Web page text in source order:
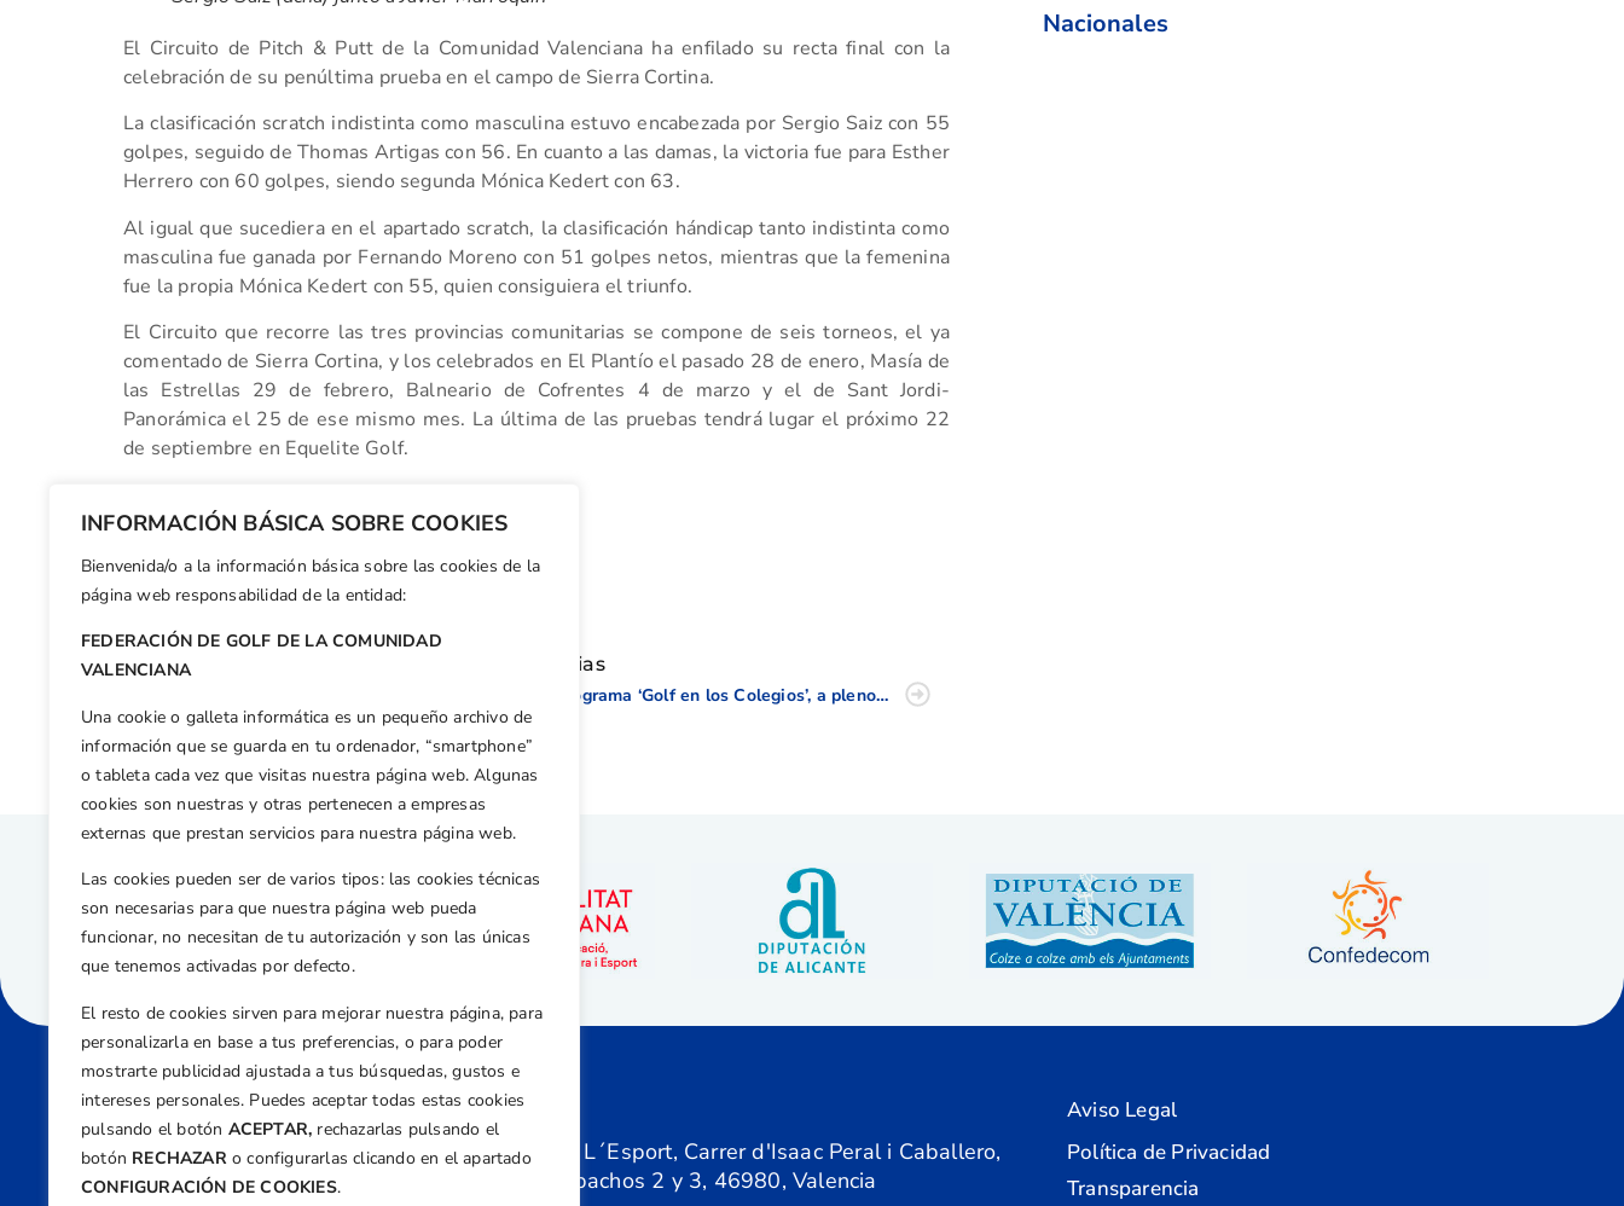
INFORMACIÓN BÁSICA SOBRE COOKIES
Bienvenida/o a la información básica sobre las cookies de la
página web responsabilidad de la entidad:
FEDERACIÓN DE GOLF DE LA COMUNIDAD
VALENCIANA
Una cookie o galleta informática es un pequeño archivo de
información que se guarda en tu ordenador, “smartphone”
o tableta cada vez que visitas nuestra página web. Algunas
cookies son nuestras y otras pertenecen a empresas
externas que prestan servicios para nuestra página web.
Las cookies pueden ser de varios tipos: las cookies técnicas
son necesarias para que nuestra página web pueda
funcionar, no necesitan de tu autorización y son las únicas
que tenemos activadas por defecto.
El resto de cookies sirven para mejorar nuestra página, para
personalizarla en base a tus preferencias, o para poder
mostrarte publicidad ajustada a tus búsquedas, gustos e
intereses personales. Puedes aceptar todas estas cookies
pulsando el botón ACEPTAR, rechazarlas pulsando el
botón RECHAZARo configurarlas clicando en el apartado
CONFIGURACIÓN DE COOKIES.
El Circuito de Pitch & Putt de la Comunidad Valenciana ha enfilado su recta final con la
celebración de su penúltima prueba en el campo de Sierra Cortina.
La clasificación scratch indistinta como masculina estuvo encabezada por Sergio Saiz con 55
golpes, seguido de Thomas Artigas con 56. En cuanto a las damas, la victoria fue para Esther
Herrero con 60 golpes, siendo segunda Mónica Kedert con 63.
Al igual que sucediera en el apartado scratch, la clasificación hándicap tanto indistinta como
masculina fue ganada por Fernando Moreno con 51 golpes netos, mientras que la femenina
fue la propia Mónica Kedert con 55, quien consiguiera el triunfo.
El Circuito que recorre las tres provincias comunitarias se compone de seis torneos, el ya
comentado de Sierra Cortina, y los celebrados en El Plantío el pasado 28 de enero, Masía de
las Estrellas 29 de febrero, Balneario de Cofrentes 4 de marzo y el de Sant Jordi-
Panorámica el 25 de ese mismo mes. La última de las pruebas tendrá lugar el próximo 22
de septiembre en Equelite Golf.
Facebook
X WhatsApp
LinkedIn
Email
Otras noticias
El programa ‘Golf en los Colegios’, a pleno rendimiento
Nacionales
Dirección
Centre de L´Esport, Carrer d'Isaac Peral i Caballero,
Nº 5, Despachos 2 y 3, 46980, Valencia
Aviso Legal
Política de Privacidad
Transparencia